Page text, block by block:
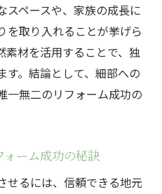
歌山の独自デザイン
やすさを高める工夫
ームを進める方法
基礎知識と申請ポイン
いリフォーム計画法
スペースや、家族の成長に
を取り入れることが挙げら
素材を活用することで、独
す。結論として、細部への
一無二のリフォーム成功の
ーム成功の秘訣
せるには、信頼できる地元